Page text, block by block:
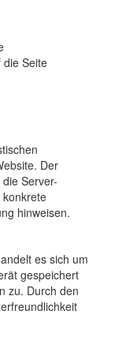
die Seite
Der
Server-
hinweisen.
es sich um
gespeichert
zu. Durch den